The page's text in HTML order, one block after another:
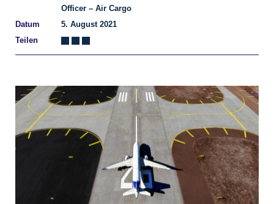
Officer – Air Cargo
Datum
5. August 2021
Teilen